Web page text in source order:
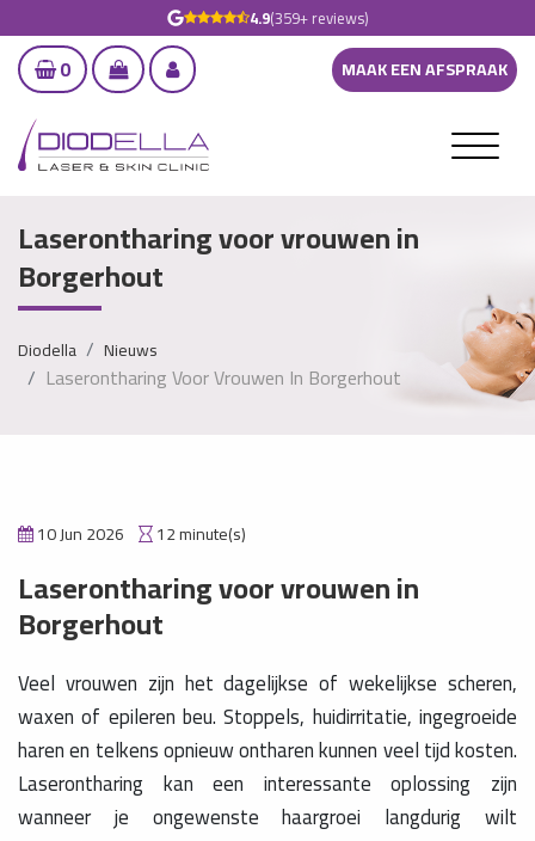
4.9(359+ reviews)
0 MAAK EEN AFSPRAAK
Laserontharing voor vrouwen in
Borgerhout
Diodella Nieuws
Laserontharing Voor Vrouwen In Borgerhout
10 Jun 2026 12 minute(s)
Laserontharing voor vrouwen in
Borgerhout
Veel vrouwen zijn het dagelijkse of wekelijkse scheren,
waxen of epileren beu. Stoppels, huidirritatie, ingegroeide
haren en telkens opnieuw ontharen kunnen veel tijd kosten.
Laserontharing kan een interessante oplossing zijn
wanneer je ongewenste haargroei langdurig wilt